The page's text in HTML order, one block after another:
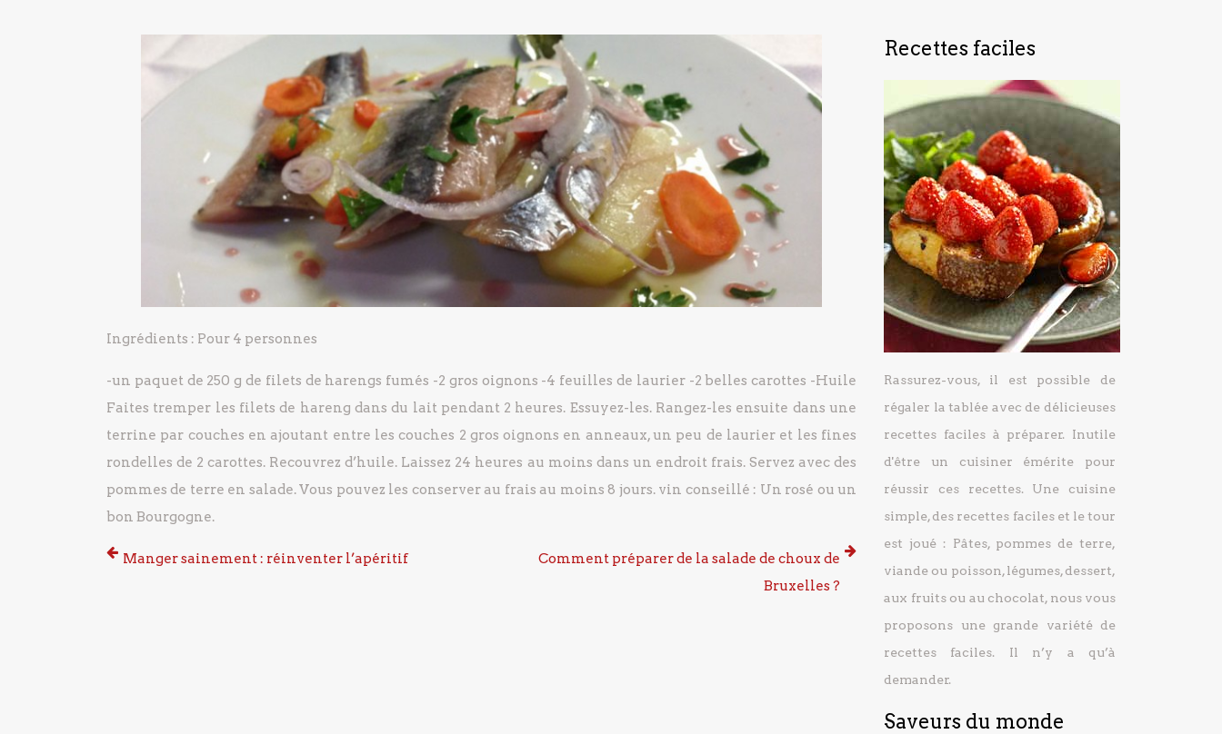
Ingrédients : Pour 4 personnes
-un paquet de 250 g de filets de harengs fumés -2 gros oignons -4 feuilles de laurier-2 belles carottes -Huile
Faites tremper les filets de hareng dans du lait pendant 2 heures. Essuyez-les.Rangez-les ensuite dans une
terrine par couches en ajoutant entre les couches 2 gros oignons en anneaux, un peu de laurier et les fines
rondelles de 2 carottes. Recouvrez d’huile. Laissez 24 heures au moins dans un endroit frais.Servez avec des
pommes de terre en salade.Vous pouvez les conserver au frais au moins 8 jours.vin conseillé : Un rosé ou un
bon Bourgogne.
Manger sainement : réinventer l’apéritif
Comment préparer de la salade de choux de
Bruxelles ?
Recettes faciles
Rassurez-vous, il est possible de
régaler la tablée avec de délicieuses
recettes faciles à préparer. Inutile
d'être un cuisiner émérite pour
réussir ces recettes. Une cuisine
simple, des recettes faciles et le tour
est joué : Pâtes, pommes de terre,
viande ou poisson, légumes, dessert,
aux fruits ou au chocolat, nous vous
proposons une grande variété de
recettes faciles. Il n’y a qu’à
demander.
Saveurs du monde